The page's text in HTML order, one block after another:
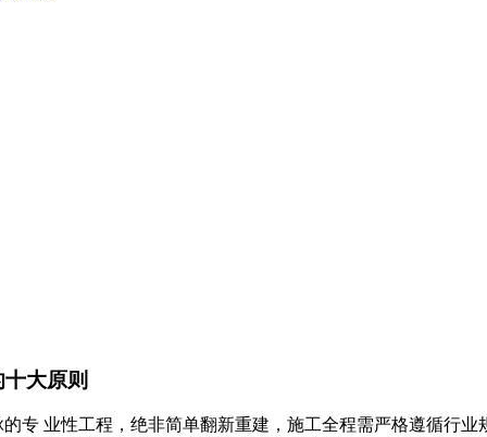
大原则
专 业性工程，绝非简单翻新重建，施工全程需严格遵循行